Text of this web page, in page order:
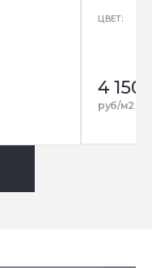
ЦВЕТ:
4 150
руб/м2